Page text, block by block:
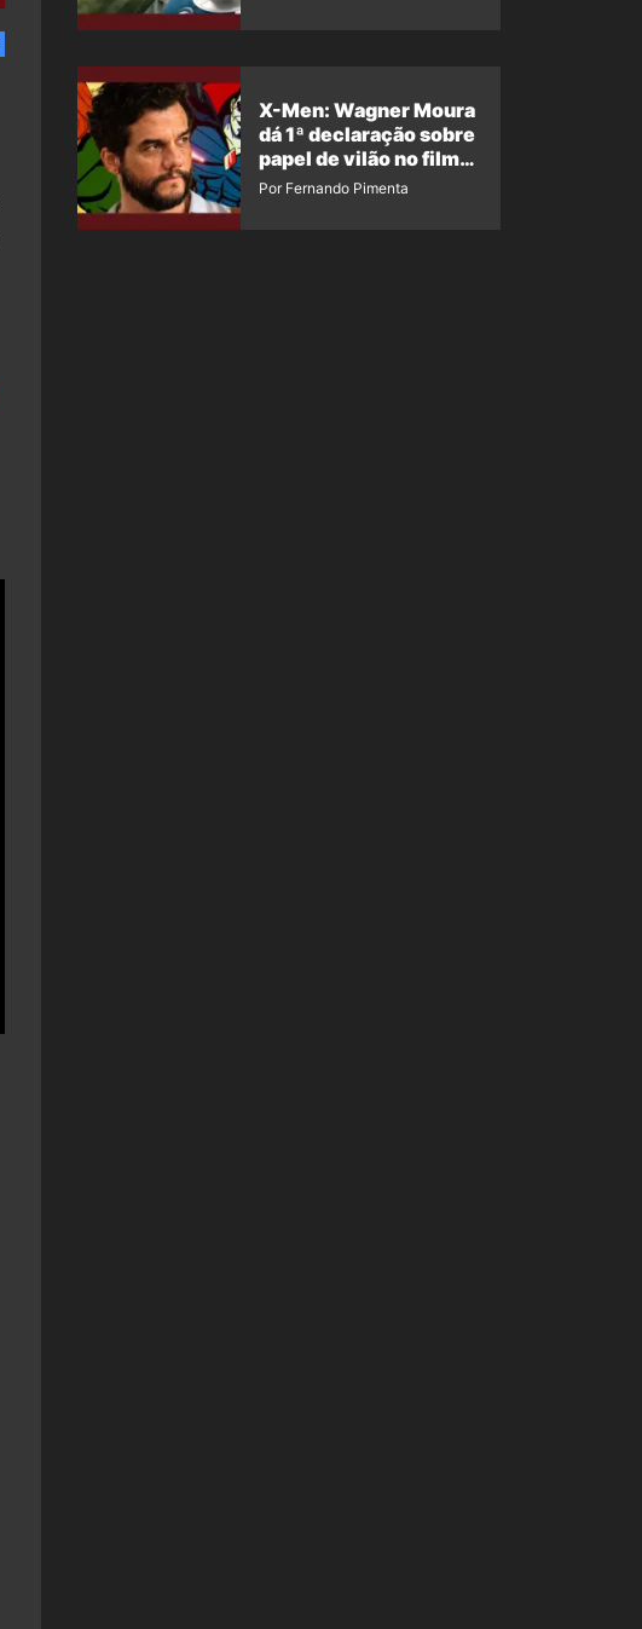
X-Men: Wagner Moura
dá 1ª declaração sobre
papel de vilão no filme
da Marvel
Por Fernando Pimenta